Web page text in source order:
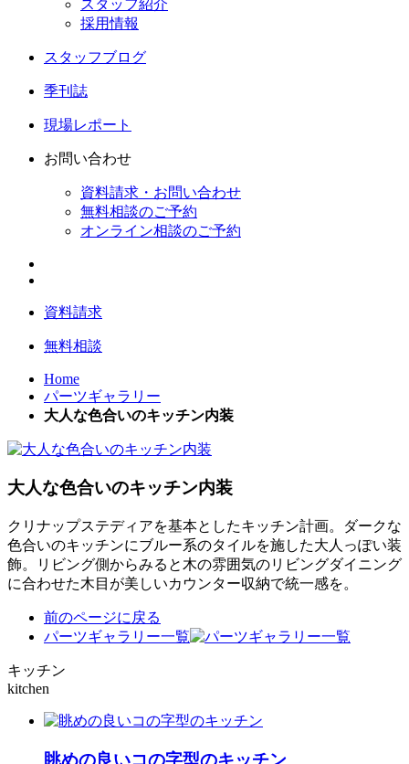
スタッフ紹介
採用情報
スタッフブログ
季刊誌
現場レポート
お問い合わせ
資料請求・お問い合わせ
無料相談のご予約
オンライン相談のご予約
資料請求
無料相談
Home
パーツギャラリー
大人な色合いのキッチン内装
大人な色合いのキッチン内装
クリナップステディアを基本としたキッチン計画。ダークな
色合いのキッチンにブルー系のタイルを施した大人っぽい装
飾。リビング側からみると木の雰囲気のリビングダイニング
に合わせた木目が美しいカウンター収納で統一感を。
前のページに戻る
パーツギャラリー一覧
キッチン
kitchen
眺めの良いコの字型のキッチン